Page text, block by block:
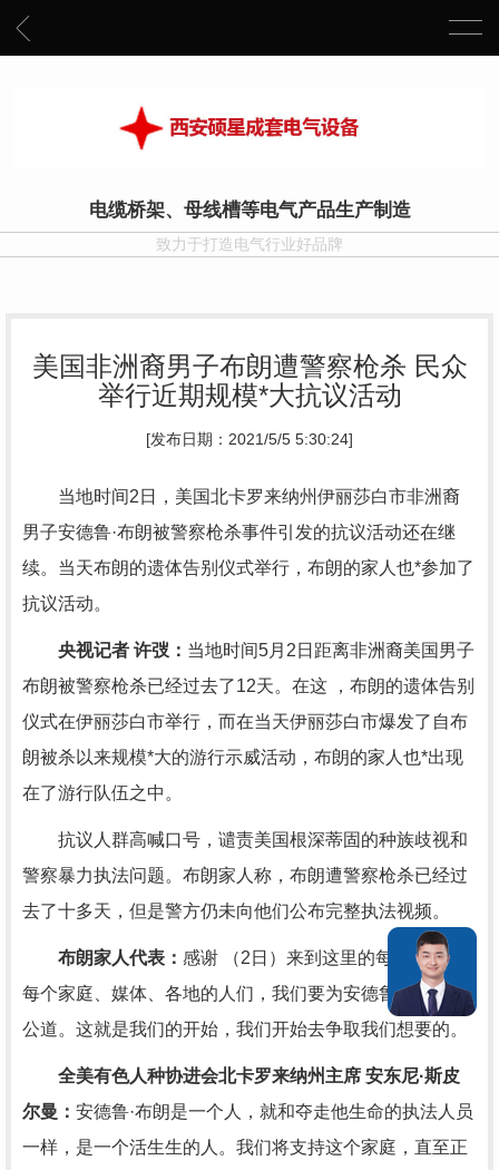
电缆桥架、母线槽等电气产品生产制造
致力于打造电气行业好品牌
美国非洲裔男子布朗遭警察枪杀 民众
举行近期规模*大抗议活动
[发布日期：2021/5/5 5:30:24]
当地时间2日，美国北卡罗来纳州伊丽莎白市非洲裔
男子安德鲁·布朗被警察枪杀事件引发的抗议活动还在继
续。当天布朗的遗体告别仪式举行，布朗的家人也*参加了
抗议活动。
央视记者 许弢： 当地时间5月2日距离非洲裔美国男子
布朗被警察枪杀已经过去了12天。在这 ，布朗的遗体告别
仪式在伊丽莎白市举行，而在当天伊丽莎白市爆发了自布
朗被杀以来规模*大的游行示威活动，布朗的家人也*出现
在了游行队伍之中。
抗议人群高喊口号，谴责美国根深蒂固的种族歧视和
警察暴力执法问题。布朗家人称，布朗遭警察枪杀已经过
去了十多天，但是警方仍未向他们公布完整执法视频。
布朗家人代表： 感谢 （2日）来到这里的每一个人、
每个家庭、媒体、各地的人们，我们要为安德鲁·布朗讨回
公道。这就是我们的开始，我们开始去争取我们想要的。
全美有色人种协进会北卡罗来纳州主席 安东尼·斯皮
尔曼： 安德鲁·布朗是一个人，就和夺走他生命的执法人员
一样，是一个活生生的人。我们将支持这个家庭，直至正